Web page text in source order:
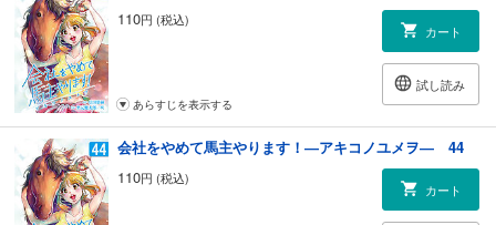
110円 (税込)
カート
試し読み
あらすじを表示する
会社をやめて馬主やります！―アキコノユメヲ― 44
110円 (税込)
カート